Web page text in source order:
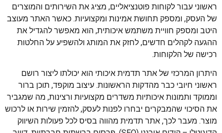
ראשוני עבור לקוחות פוטנציאליים, מציג את השירותים והמוצרים
של העסק, ומספק תחושת אמינות ומקצועיות. כאשר האתר מעוצב
היטב ומספק חוויית משתמש איכותית, הוא מאפשר להגדיל את
ההגעה לקהלים חדשים, לחזק את המותג ולהשפיע על החלטות
רכישה של הלקוחות.
היתרון המרכזי של אתר תדמית איכותי הוא יכולתו ליצור רושם
ראשוני חיובי כבר מהדקות הראשונות. עיצוב מוקפד, תוכן ברור
וממוקד ותמונות איכותיות משדרים מקצועיות ורצינות, מה שמגביר
את הסיכוי שהמבקרים יבחרו לפנות לעסק, להזמין שירות או לרכוש
מוצר. מעבר לכך, אתר תדמית מהווה בסיס לכל פעולות השיווק